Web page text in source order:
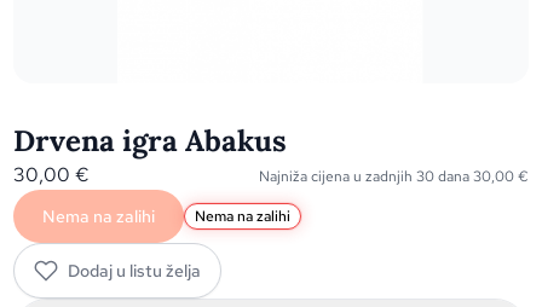
Drvena igra Abakus
30,00€ Najniža cijena u zadnjih 30 dana30,00€
Nema na zalihi Nema na zalihi
Dodaj u listu želja